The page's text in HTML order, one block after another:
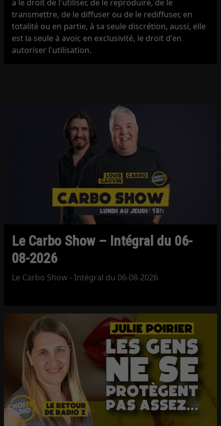
a le droit de l'utiliser, de le reproduire, de le
transmettre, de le diffuser ou de le rediffuser, en
totalité ou en partie, à sa seule discrétion, aussi, elle
est la seule à avoir, en exclusivité, le droit d'en
autoriser l'utilisation.
Le Carbo Show – Intégral du 06-
08-2026
Le Carbo Show - Intégral du 06-08-2026